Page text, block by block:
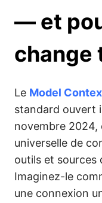
— et
change
Le Model
standard ouvert
novembre 2024,
universelle de
outils et sources
Imaginez-le
une connexion